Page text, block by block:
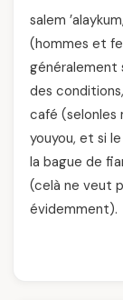
salem
(hommes et
généralement
des
café (selonles
youyou, et si
la bague de
(celà ne veut
évidemment).